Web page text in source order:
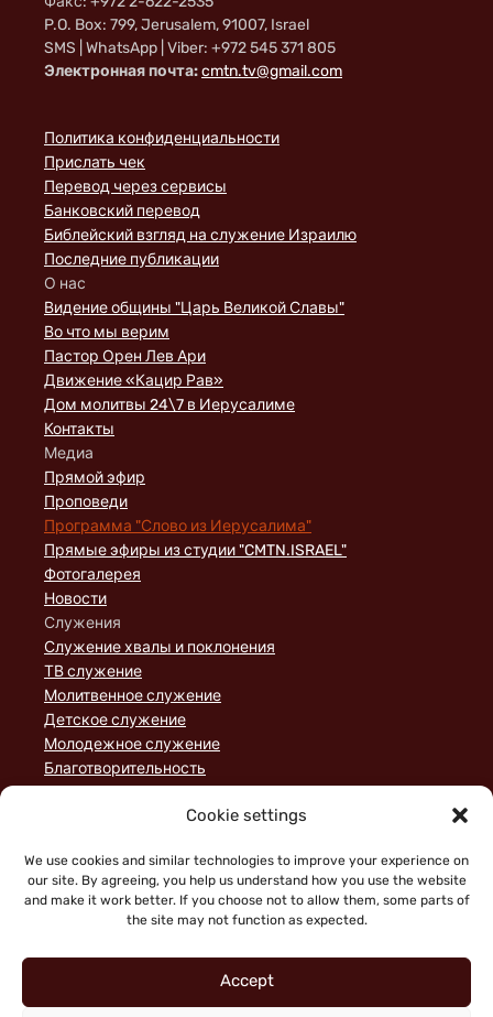
Cookie settings
We use cookies and similar technologies to improve your experience on
our site. By agreeing, you help us understand how you use the website
and make it work better. If you choose not to allow them, some parts of
the site may not function as expected.
Accept
P.O. Box: 799, Jerusalem, 91007, Israel
SMS | WhatsApp | Viber: +972 545 371 805
Электронная почта:cmtn.tv@gmail.com
Политика конфиденциальности
Прислать чек
Перевод через сервисы
Банковский перевод
Библейский взгляд на служение Израилю
Последние публикации
О нас
Видение общины "Царь Великой Славы"
Во что мы верим
Пастор Орен Лев Ари
Движение «Кацир Рав»
Дом молитвы 24\7 в Иерусалиме
Контакты
Медиа
Прямой эфир
Проповеди
Программа "Слово из Иерусалима"
Прямые эфиры из студии "CMTN.ISRAEL"
Фотогалерея
Новости
Служения
Служение хвалы и поклонения
ТВ служение
Молитвенное служение
Детское служение
Молодежное служение
Благотворительность
Служение порядка
Статьи